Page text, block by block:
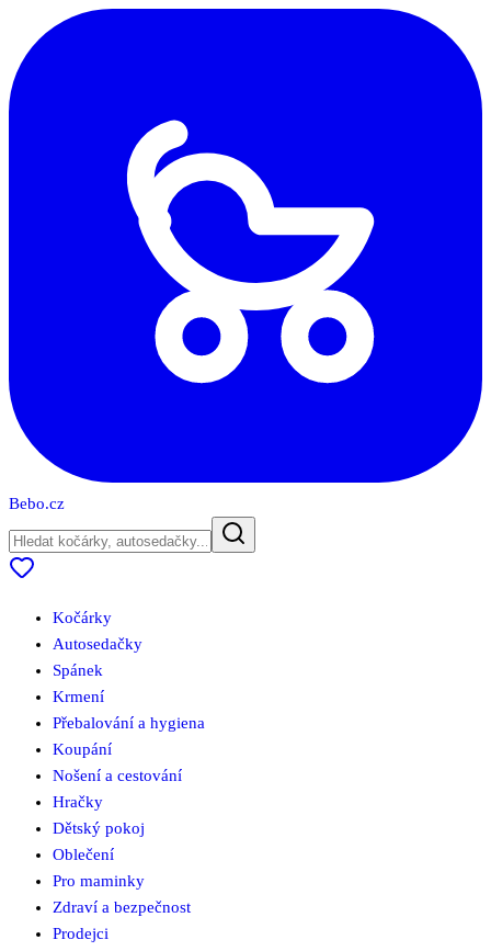
Bebo.cz
Kočárky
Autosedačky
Spánek
Krmení
Přebalování a hygiena
Koupání
Nošení a cestování
Hračky
Dětský pokoj
Oblečení
Pro maminky
Zdraví a bezpečnost
Prodejci